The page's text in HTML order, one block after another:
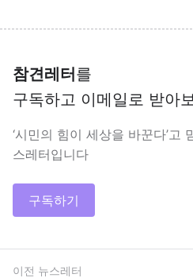
참견레터를
구독하고 이메일로 받아
‘시민의 힘이 세상을 바꾼다’고
스레터입니다
구독하기
이전 뉴스레터